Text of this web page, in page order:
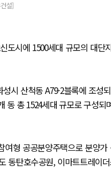
설]
도시에 1500세대 규모의 대
시 산척동 A79-2블록에 조성
동 총 1524세대 규모로 구성
여형 공공분양주택으로 분양
동탄호수공원, 이마트트레이